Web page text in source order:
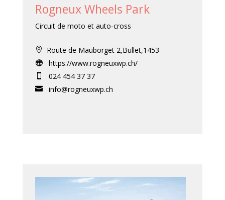
Rogneux Wheels Park
Circuit de moto et auto-cross
 Route de Mauborget 2,Bullet,1453
 https://www.rogneuxwp.ch/
 024 454 37 37
 info@rogneuxwp.ch